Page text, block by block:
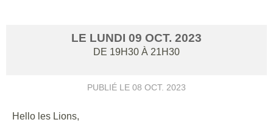
LE LUNDI 09 OCT. 2023
DE 19H30 À 21H30
PUBLIÉ LE 08 OCT. 2023
Hello les Lions,